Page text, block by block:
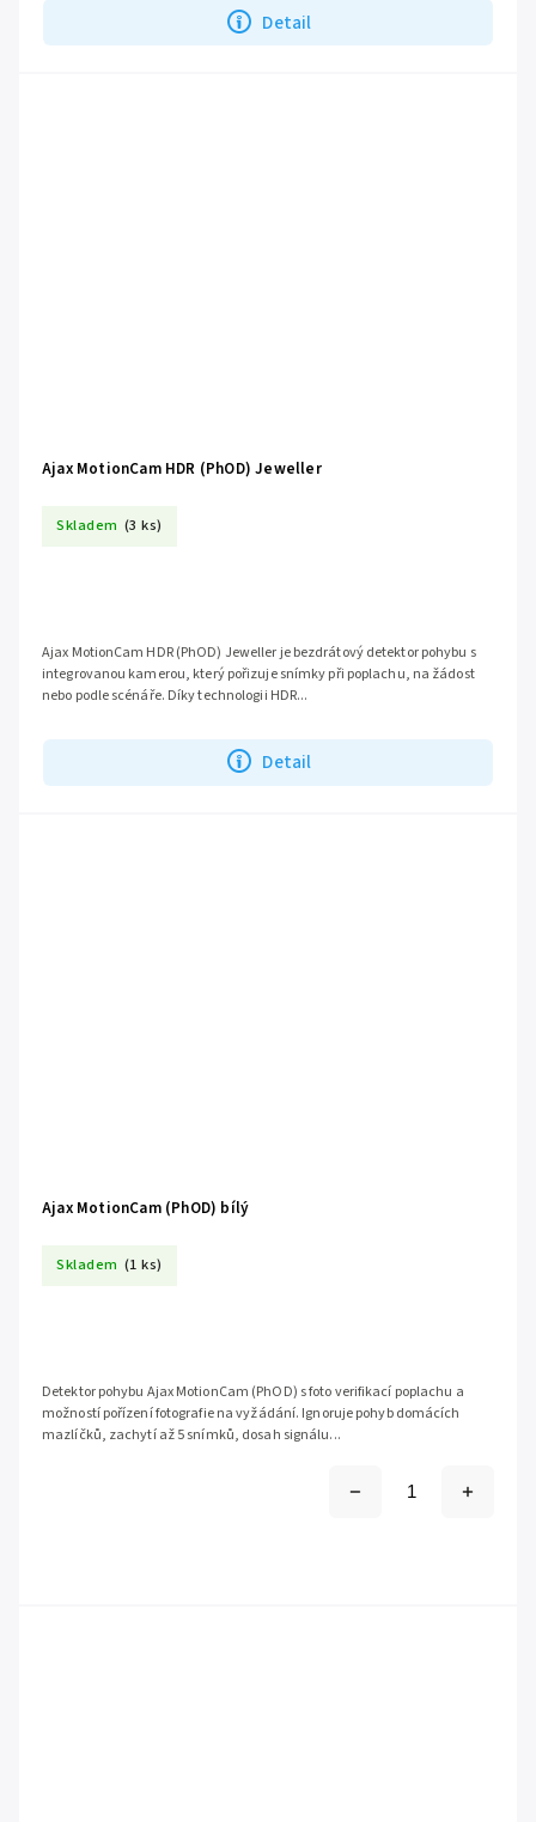
Detail
Ajax MotionCam HDR (PhOD) Jeweller
Skladem (3 ks)
Detail
Ajax MotionCam HDR (PhOD) Jeweller je bezdrátový detektor pohybu s
integrovanou kamerou, který pořizuje snímky při poplachu, na žádost
nebo podle scénáře. Díky technologii HDR...
Ajax MotionCam (PhOD) bílý
Skladem (1 ks)
Detektor pohybu Ajax MotionCam (PhOD) s foto verifikací poplachu a
možností pořízení fotografie na vyžádání. Ignoruje pohyb domácích
mazlíčků, zachytí až 5 snímků, dosah signálu...